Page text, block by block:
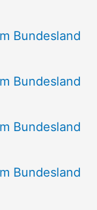
Bundesland
Bundesland
Bundesland
Bundesland